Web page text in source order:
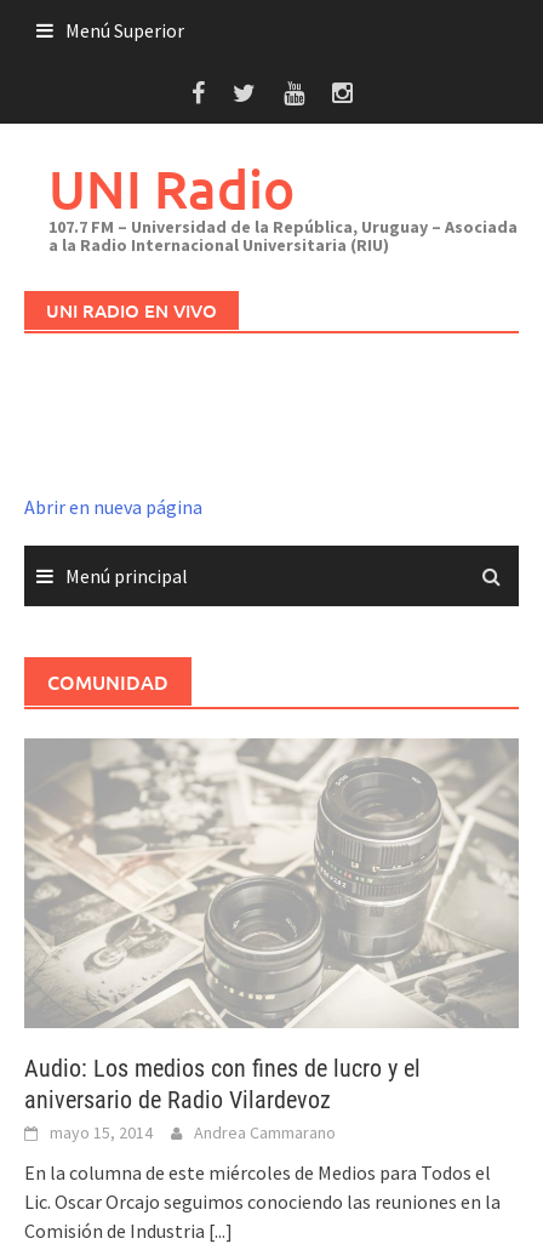
Menú Superior
UNI Radio
107.7 FM – Universidad de la República, Uruguay – Asociada
a la Radio Internacional Universitaria (RIU)
UNI RADIO EN VIVO
Abrir en nueva página
Menú principal
COMUNIDAD
Audio: Los medios con fines de lucro y el
aniversario de Radio Vilardevoz
mayo 15, 2014 Andrea Cammarano
En la columna de este miércoles de Medios para Todos el
Lic. Oscar Orcajo seguimos conociendo las reuniones en la
Comisión de Industria [...]